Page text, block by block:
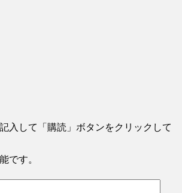
入して「購読」ボタンをクリックして
です。